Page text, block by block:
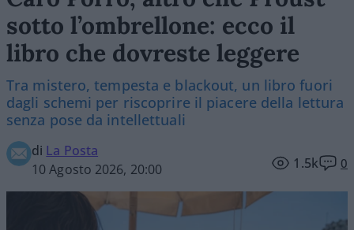
sotto l’ombrellone: ecco il
libro che dovreste leggere
Tra mistero, tempesta e blackout, un libro fuori
dagli schemi per riscoprire il piacere della lettura
senza pose da intellettuali
di La Posta
10 Agosto 2026, 20:00
1.5k 0